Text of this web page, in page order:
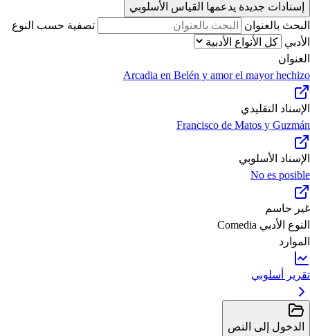
إسنادات جديدة يدعمها القياس الأسلوبي
البحث بالعنوان
تصفية حسب النوع
الأدبي
العنوان
Arcadia en Belén y amor el mayor hechizo
الإسناد التقليدي
Francisco de Matos y Guzmán
الإسناد الأسلوبي
No es posible
غير حاسم
النوع الأدبي Comedia
الموارد
تقرير أسلوبي
الدخول إلى النص